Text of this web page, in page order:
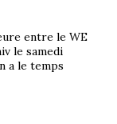
entre le WE
le samedi
a le temps